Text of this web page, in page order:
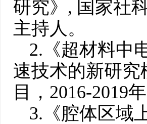
研究》, 国家社
主持人。
2.《超材料中
速技术的新研
目，2016-2019
3.《腔体区域